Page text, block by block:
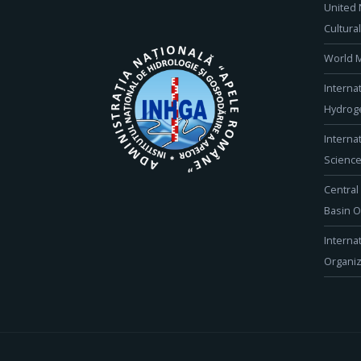
United
World
Basin